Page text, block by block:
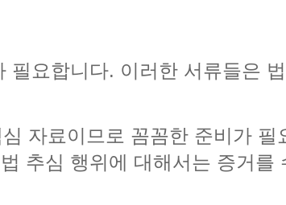
요합니다. 이러한 서류들은
자료이므로 꼼꼼한 준비가 필
추심 행위에 대해서는 증거를